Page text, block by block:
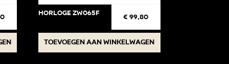
Horloge ZW065F € 99,80
Toevoegen aan winkelwagen